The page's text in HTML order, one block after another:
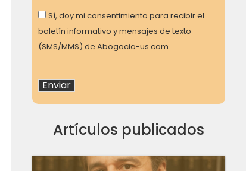
Consent
Sí, doy mi consentimiento para recibir el
boletín informativo y mensajes de texto
(SMS/MMS) de Abogacia-us.com.
Artículos publicados